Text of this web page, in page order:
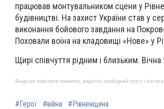
працював монтувальником сцени у
будівництві. На захист України став у
виконання бойового завдання на
Поховали воїна на кладовищі «Нове» у
Щирі співчуття рідним і близьким. Вічна
Якщо ви помітили помилку, виділіть необхідний текст і
#Герої #війна #Рівненщина